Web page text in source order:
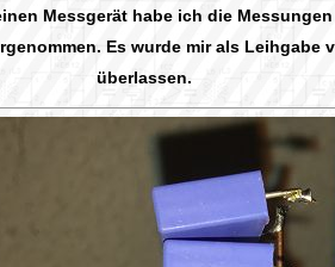
Messgerät habe ich die
Es wurde mir als Leihgabe
überlassen.